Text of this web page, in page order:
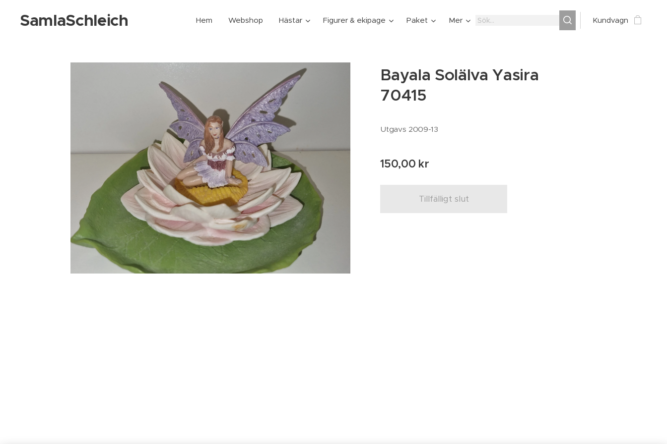
SamlaSchleich Hem Webshop Hästar Figurer & ekipage Paket Mer Kundvagn
Bayala Solälva Yasira
70415
Utgavs 2009-13
150,00 kr
Tillfälligt slut